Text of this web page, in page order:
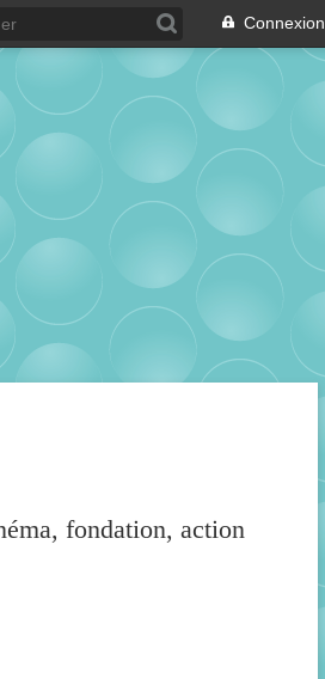
Connexion
fondation, action